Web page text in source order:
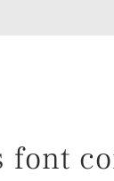
font